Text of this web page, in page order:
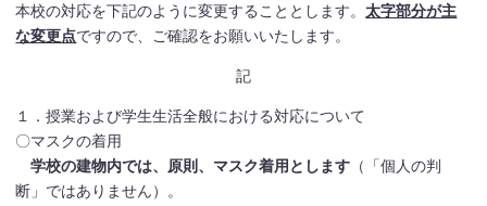
本校の対応を下記のように変更することとします。太字部分が主
な変更点ですので、ご確認をお願いいたします。
記
１．授業および学生生活全般における対応について
〇マスクの着用
学校の建物内では、原則、マスク着用とします （「個人の判
断」ではありません）。